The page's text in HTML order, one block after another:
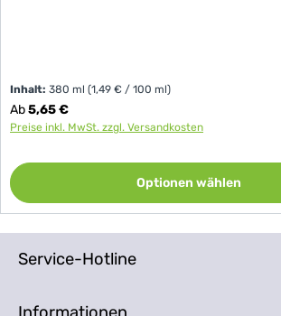
Inhalt:380 ml(1,49 € / 100 ml)
Regulärer Preis:
Ab5,65 €
Preise inkl. MwSt. zzgl. Versandkosten
Optionen wählen
Service-Hotline
Informationen